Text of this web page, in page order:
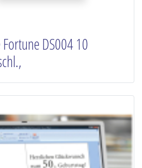
Fortune DS004 10